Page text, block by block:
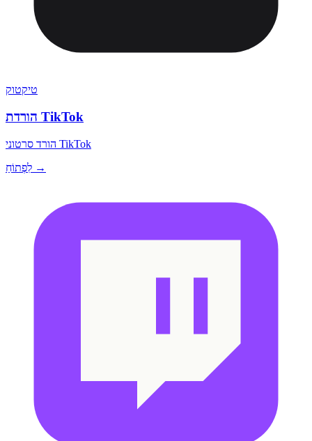
טיקטוק
הורדת TikTok
הורד סרטוני TikTok
לִפְתוֹחַ →